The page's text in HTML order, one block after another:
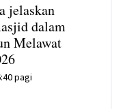
jelaskan
dalam
Melawat
pagi